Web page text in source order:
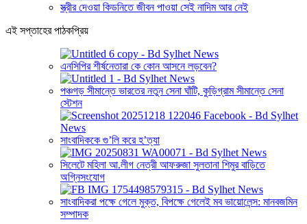
স্ত্রীর দেওয়া কিডনিতে জীবন পাওয়া সেই নাদিম আর নেই
এই সপ্তাহের পাঠকপ্রিয়
এনসিপির শীর্ষনেতারা কে কোন আসনে লড়বেন?
পঞ্চগড় সীমান্তে ভারতের নতুন সেনা ঘাঁটি, কুড়িগ্রাম সীমান্তে সেনা
স্টেশন
সাংবাদিককে গু’লি করে হ’ত্যা
সিলেটে মহিলা আ.লীগ নেত্রী আফরুজা সুলতানা শিমুর বাড়িতে
অগ্নিসংযোগ
সাংবাদিকরা পক্ষে গেলে মুক্ত, বিপক্ষে গেলেই মব ভায়োলেন্স: মানবজমিন
সম্পাদক